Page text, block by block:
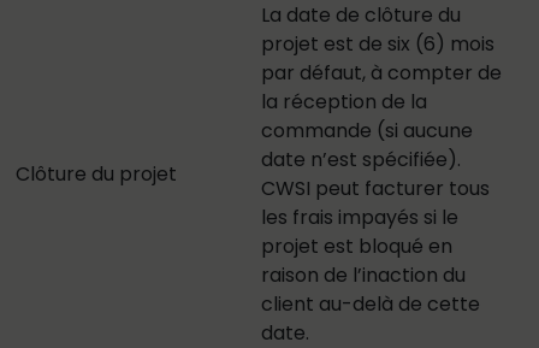
Clôture du projet
La date de clôture du
projet est de six (6) mois
par défaut, à compter de
la réception de la
commande (si aucune
date n’est spécifiée).
CWSI peut facturer tous
les frais impayés si le
projet est bloqué en
raison de l’inaction du
client au-delà de cette
date.